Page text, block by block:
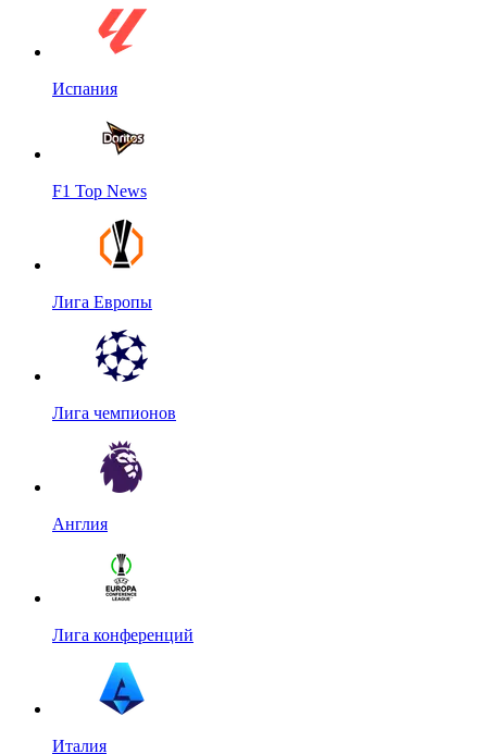
Испания
F1 Top News
Лига Европы
Лига чемпионов
Англия
Лига конференций
Италия